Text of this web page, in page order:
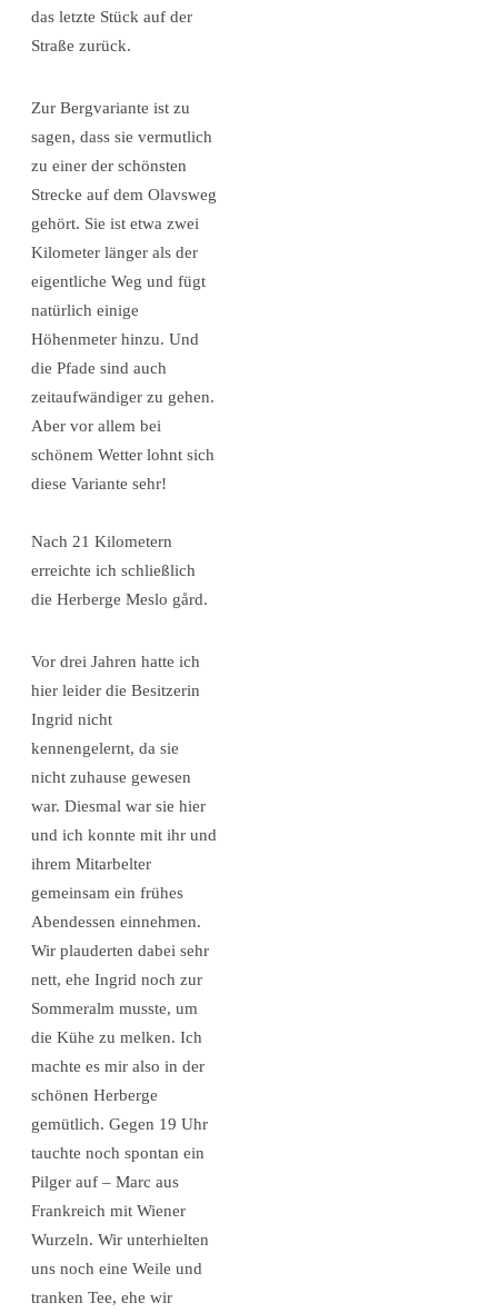
das letzte Stück auf der
Straße zurück.
Zur Bergvariante ist zu
sagen, dass sie vermutlich
zu einer der schönsten
Strecke auf dem Olavsweg
gehört. Sie ist etwa zwei
Kilometer länger als der
eigentliche Weg und fügt
natürlich einige
Höhenmeter hinzu. Und
die Pfade sind auch
zeitaufwändiger zu gehen.
Aber vor allem bei
schönem Wetter lohnt sich
diese Variante sehr!
Nach 21 Kilometern
erreichte ich schließlich
die Herberge Meslo gård.
Vor drei Jahren hatte ich
hier leider die Besitzerin
Ingrid nicht
kennengelernt, da sie
nicht zuhause gewesen
war. Diesmal war sie hier
und ich konnte mit ihr und
ihrem Mitarbelter
gemeinsam ein frühes
Abendessen einnehmen.
Wir plauderten dabei sehr
nett, ehe Ingrid noch zur
Sommeralm musste, um
die Kühe zu melken. Ich
machte es mir also in der
schönen Herberge
gemütlich. Gegen 19 Uhr
tauchte noch spontan ein
Pilger auf – Marc aus
Frankreich mit Wiener
Wurzeln. Wir unterhielten
uns noch eine Weile und
tranken Tee, ehe wir